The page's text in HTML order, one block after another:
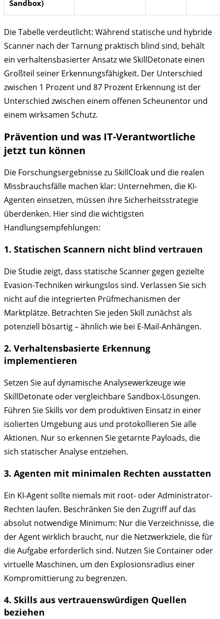
Sandbox)
Die Tabelle verdeutlicht: Während statische und hybride
Scanner nach der Tarnung praktisch blind sind, behält
ein verhaltensbasierter Ansatz wie SkillDetonate einen
Großteil seiner Erkennungsfähigkeit. Der Unterschied
zwischen 1 Prozent und 87 Prozent Erkennung ist der
Unterschied zwischen einem offenen Scheunentor und
einem wirksamen Schutz.
Prävention und was IT-Verantwortliche
jetzt tun können
Die Forschungsergebnisse zu SkillCloak und die realen
Missbrauchsfälle machen klar: Unternehmen, die KI-
Agenten einsetzen, müssen ihre Sicherheitsstrategie
überdenken. Hier sind die wichtigsten
Handlungsempfehlungen:
1. Statischen Scannern nicht blind vertrauen
Die Studie zeigt, dass statische Scanner gegen gezielte
Evasion-Techniken wirkungslos sind. Verlassen Sie sich
nicht auf die integrierten Prüfmechanismen der
Marktplätze. Betrachten Sie jeden Skill zunächst als
potenziell bösartig – ähnlich wie bei E-Mail-Anhängen.
2. Verhaltensbasierte Erkennung
implementieren
Setzen Sie auf dynamische Analysewerkzeuge wie
SkillDetonate oder vergleichbare Sandbox-Lösungen.
Führen Sie Skills vor dem produktiven Einsatz in einer
isolierten Umgebung aus und protokollieren Sie alle
Aktionen. Nur so erkennen Sie getarnte Payloads, die
sich statischer Analyse entziehen.
3. Agenten mit minimalen Rechten ausstatten
Ein KI-Agent sollte niemals mit root- oder Administrator-
Rechten laufen. Beschränken Sie den Zugriff auf das
absolut notwendige Minimum: Nur die Verzeichnisse, die
der Agent wirklich braucht, nur die Netzwerkziele, die für
die Aufgabe erforderlich sind. Nutzen Sie Container oder
virtuelle Maschinen, um den Explosionsradius einer
Kompromittierung zu begrenzen.
4. Skills aus vertrauenswürdigen Quellen
beziehen